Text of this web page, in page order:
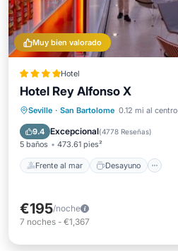
Muy bien valorado
Hotel
Hotel Rey Alfonso X
Seville · San Bartolome 0.12 mi al centro
9.4 Excepcional(4778 Reseñas)
5 baños 473.61 pies²
Frente al mar Desayuno
Frente al mar
Desayuno
Aparcamiento
Piscina
€195/noche
7 noches - €1,367